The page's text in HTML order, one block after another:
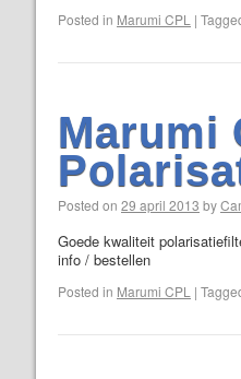
Posted in Marumi CPL |
Marumi
Posted on 29 april 2013 by
Goede kwaliteit
info / bestellen
Posted in Marumi CPL |